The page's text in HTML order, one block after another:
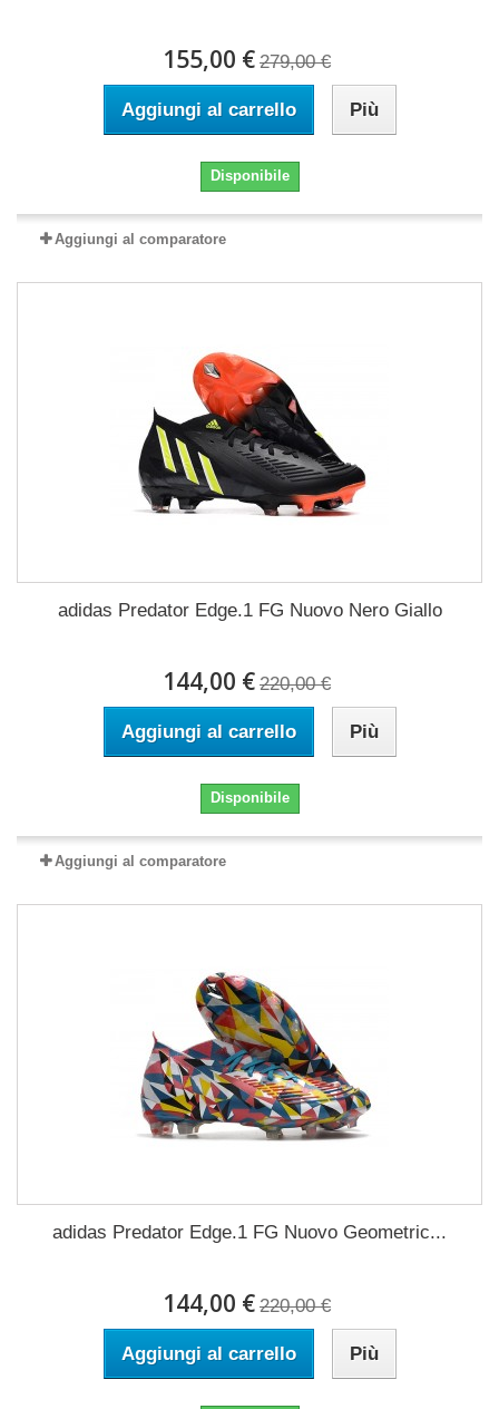
155,00 € 279,00 €
Aggiungi al carrello Più
Disponibile
Aggiungi al comparatore
adidas Predator Edge.1 FG Nuovo Nero Giallo
144,00 € 220,00 €
Aggiungi al carrello Più
Disponibile
Aggiungi al comparatore
adidas Predator Edge.1 FG Nuovo Geometric...
144,00 € 220,00 €
Aggiungi al carrello Più